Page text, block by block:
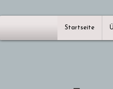
Startseite